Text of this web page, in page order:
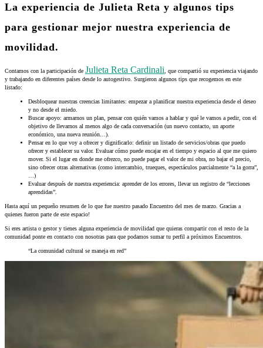
La experiencia de Julieta Reta y algunos tips
para gestionar mejor nuestra experiencia de
movilidad.
Contamos con la participación de Julieta Reta Cardinali , que compartió su experiencia viajando
y trabajando en diferentes países desde lo autogestivo. Surgieron algunos tips que recogemos en este
listado:
Desbloquear nuestras creencias limitantes: empezar a planificar nuestra experiencia desde el deseo
y no desde el miedo.
Buscar apoyo: armarnos un plan, pensar con quién vamos a hablar y qué le vamos a pedir, con el
objetivo de llevarnos al menos algo de cada conversación (un nuevo contacto, un aporte
económico, una nueva reunión…).
Pensar en lo que voy a ofrecer y dignificarlo: definir un listado de servicios/obras que puedo
ofrecer y establecer su valor. Evaluar cómo puede encajar en el tiempo y espacio al que me quiero
mover. Si el lugar en donde me ofrezco, no puede pagar el valor de mi obra, no bajar el precio,
sino ofrecer otras alternativas (como intercambio, trueques, espectáculos parcialmente “a la gorra”,
…)
Evaluar después de nuestra experiencia: aprender de los errores, llevar un registro de “lecciones
aprendidas”.
Hasta aquí un pequeño resumen de lo que fue nuestro pasado Encuentro del mes de marzo. Gracias a
quienes fueron parte de este espacio!
Si eres artista o gestor y tienes alguna experiencia de movilidad que quieras compartir con el resto de la
comunidad ponte en contacto con nosotras para que podamos sumar tu perfil a próximos Encuentros.
“La comunidad cultural se maneja en red”